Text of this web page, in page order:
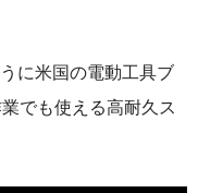
に米国の電動工具ブ
でも使える高耐久ス